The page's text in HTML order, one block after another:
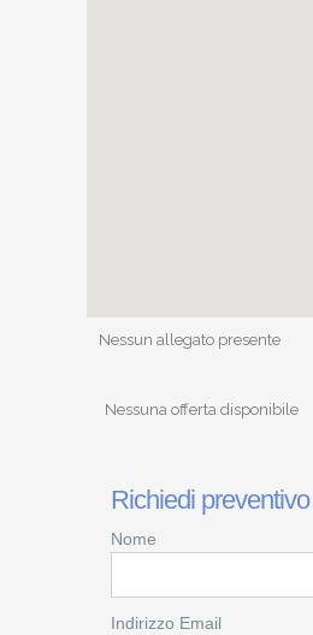
Nessun allegato presente
Nessuna offerta disponibile
Richiedi
Nome
Indirizzo Email